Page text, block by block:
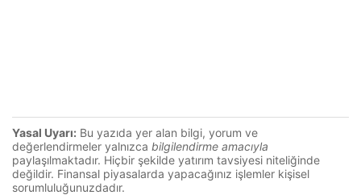
Yasal Uyarı: Bu yazıda yer alan bilgi, yorum ve
değerlendirmeler yalnızca bilgilendirme amacıyla
paylaşılmaktadır. Hiçbir şekilde yatırım tavsiyesi niteliğinde
değildir. Finansal piyasalarda yapacağınız işlemler kişisel
sorumluluğunuzdadır.